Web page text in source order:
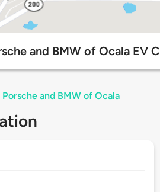
and BMW of Ocala EV
Porsche and BMW of Ocala